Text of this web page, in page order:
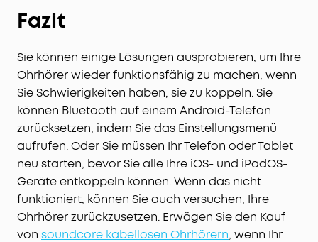
Fazit
Sie können einige Lösungen ausprobieren, um Ihre
Ohrhörer wieder funktionsfähig zu machen, wenn
Sie Schwierigkeiten haben, sie zu koppeln. Sie
können Bluetooth auf einem Android-Telefon
zurücksetzen, indem Sie das Einstellungsmenü
aufrufen. Oder Sie müssen Ihr Telefon oder Tablet
neu starten, bevor Sie alle Ihre iOS- und iPadOS-
Geräte entkoppeln können. Wenn das nicht
funktioniert, können Sie auch versuchen, Ihre
Ohrhörer zurückzusetzen. Erwägen Sie den Kauf
von soundcore kabellosen Ohrhörern, wenn Ihr